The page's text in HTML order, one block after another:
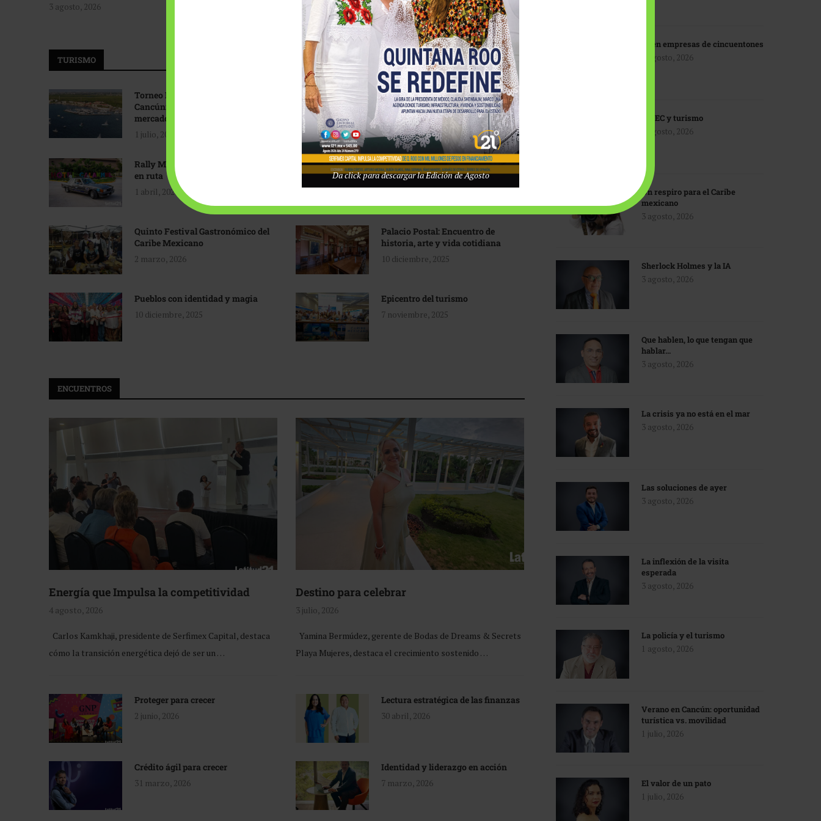
3 agosto, 2026
Tecnológico de Monterrey
3 agosto, 2026
TURISMO
Torneo Internacional de Pesca
Cancún: Navegando hacia nuevos
mercados
1 julio, 2026
Promoción turística con visión
1 abril, 2026
Rally Maya: Herencia automotriz
en ruta
1 abril, 2026
Industria global en
reconfiguración
31 marzo, 2026
Quinto Festival Gastronómico del
Caribe Mexicano
2 marzo, 2026
Palacio Postal: Encuentro de
historia, arte y vida cotidiana
10 diciembre, 2025
Pueblos con identidad y magia
10 diciembre, 2025
Epicentro del turismo
7 noviembre, 2025
ENCUENTROS
Energía que Impulsa la competitividad
4 agosto, 2026
Carlos Kamkhaji, presidente de Serfimex Capital, destaca
cómo la transición energética dejó de ser un …
Destino para celebrar
3 julio, 2026
Yamina Bermúdez, gerente de Bodas de Dreams & Secrets
Playa Mujeres, destaca el crecimiento sostenido …
Proteger para crecer
2 junio, 2026
Lectura estratégica de las finanzas
30 abril, 2026
Crédito ágil para crecer
31 marzo, 2026
Identidad y liderazgo en acción
7 marzo, 2026
IA en empresas de cincuentones
3 agosto, 2026
TMEC y turismo
3 agosto, 2026
Un respiro para el Caribe
mexicano
3 agosto, 2026
Sherlock Holmes y la IA
3 agosto, 2026
Que hablen, lo que tengan que
hablar…
3 agosto, 2026
La crisis ya no está en el mar
3 agosto, 2026
Las soluciones de ayer
3 agosto, 2026
La inflexión de la visita
esperada
3 agosto, 2026
La policía y el turismo
1 agosto, 2026
Verano en Cancún: oportunidad
turística vs. movilidad
1 julio, 2026
El valor de un pato
1 julio, 2026
Da click para descargar la Edición de Agosto